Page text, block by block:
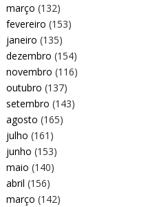
março (132)
fevereiro (153)
janeiro (135)
dezembro (154)
novembro (116)
outubro (137)
setembro (143)
agosto (165)
julho (161)
junho (153)
maio (140)
abril (156)
março (142)